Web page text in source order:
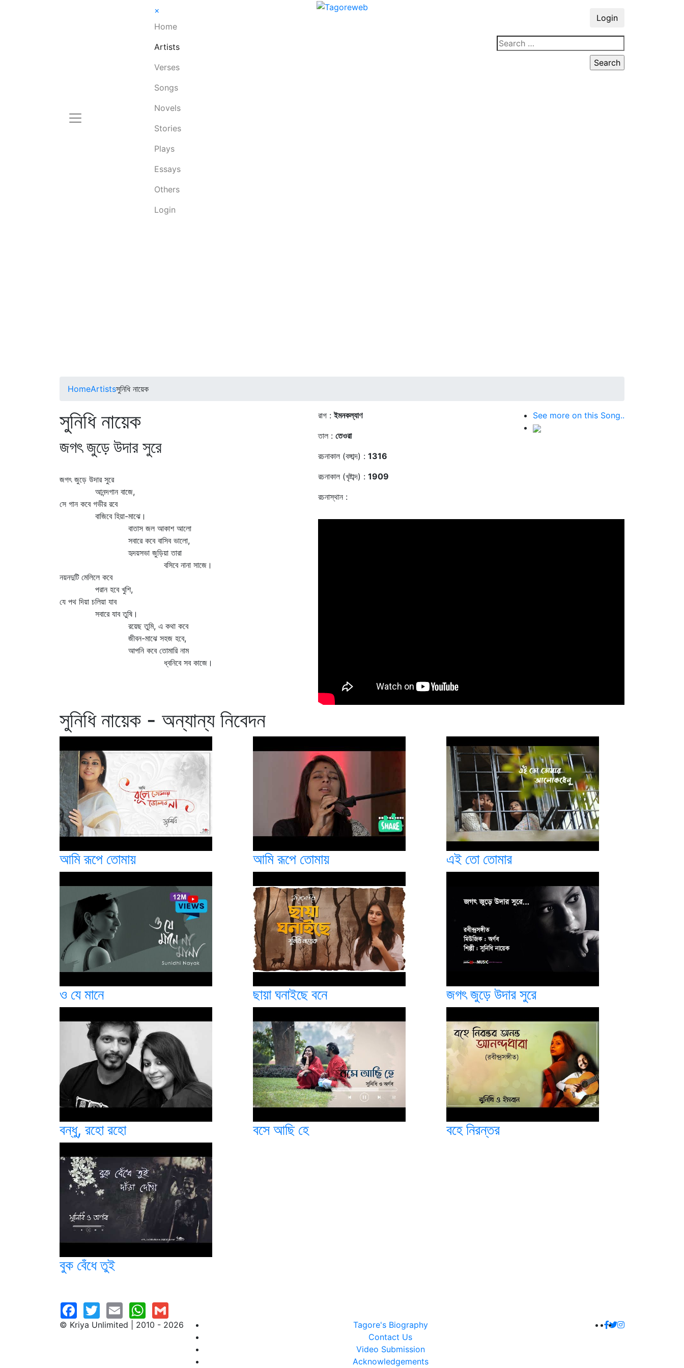
×
Home
Artists
Verses
Songs
Novels
Stories
Plays
Essays
Others
Login
Login
HomeArtistsসুনিধি নায়েক
সুনিধি নায়েক
জগৎ জুড়ে উদার সুরে
জগৎ জুড়ে উদার সুরে
আনন্দগান বাজে,
সে গান কবে গভীর রবে
বাজিবে হিয়া-মাঝে।
বাতাস জল আকাশ আলো
সবারে কবে বাসিব ভালো,
হৃদয়সভা জুড়িয়া তারা
বসিবে নানা সাজে।
নয়নদুটি মেলিলে কবে
পরান হবে খুশি,
যে পথ দিয়া চলিয়া যাব
সবারে যাব তুষি।
রয়েছ তুমি, এ কথা কবে
জীবন-মাঝে সহজ হবে,
আপনি কবে তোমারি নাম
ধ্বনিবে সব কাজে।
রাগ :ইমনকল্যাণ
তাল : তেওরা
রচনাকাল (বঙ্গাব্দ) : 1316
রচনাকাল (খৃষ্টাব্দ) : 1909
রচনাস্থান :
See more on this Song..
সুনিধি নায়েক - অন্যান্য নিবেদন
আমি রূপে তোমায় আমি রূপে তোমায় এই তো তোমার
ও যে মানে ছায়া ঘনাইছে বনে জগৎ জুড়ে উদার সুরে
বন্ধু, রহো রহো বসে আছি হে বহে নিরন্তর
বুক বেঁধে তুই
© Kriya Unlimited | 2010 - 2026
Tagore's Biography
Contact Us
Video Submission
Acknowledgements